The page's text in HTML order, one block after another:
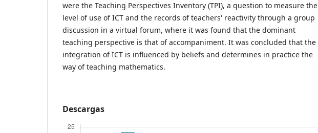
were the Teaching Perspectives Inventory (TPI), a question to measure the
level of use of ICT and the records of teachers' reactivity through a group
discussion in a virtual forum, where it was found that the dominant
teaching perspective is that of accompaniment. It was concluded that the
integration of ICT is influenced by beliefs and determines in practice the
way of teaching mathematics.
Descargas